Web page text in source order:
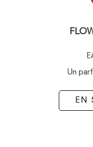
Un
EN